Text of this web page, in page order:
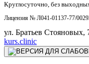
Круглосуточно, без
Лицензия № Л041-01137-77/
ул. Братьев Стояновых,
kurs.clinic